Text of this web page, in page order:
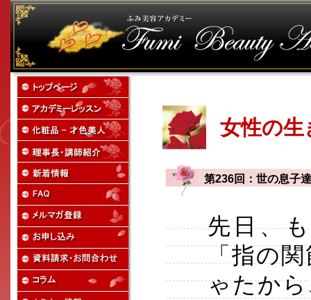
女性の
第236回：世の息子
先日、
「指の
ゃたか